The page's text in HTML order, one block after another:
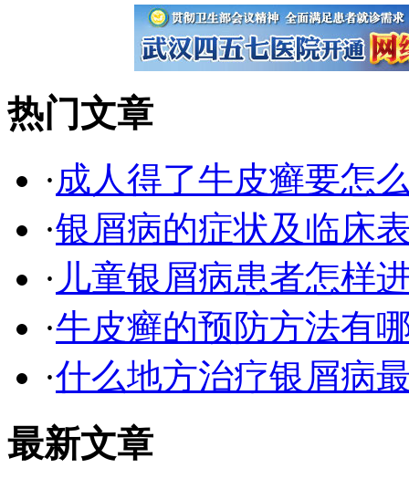
热门文章
·成人得了牛皮癣要怎
·银屑病的症状及临床
· 儿童银屑病患者怎样
·牛皮癣的预防方法有
·什么地方治疗银屑病
最新文章